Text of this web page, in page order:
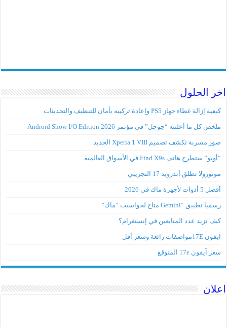
اخر الحلول
كيفية إزالة غطاء جهاز PS5 وإعادة تركيبه بأمان للتنظيف والتحديثات
ملخص كل ما أعلنته “جوجل” في مؤتمر Android Show I/O Edition 2026
صور مسربة تكشف تصميم Xperia 1 VIII الجديد
“أوبو” ستطرح هاتف Find X9s في الأسواق العالمية
موتورولا تطلق أندرويد 17 التجريبي
أفضل 5 أدوات لأجهزة ماك في 2026
رسميا تطبيق “Gemini متاح لحواسيب “ماك”
كيف تزيد عدد المتابعين في إنستغرام؟
آيفون 17Eمواصفات رائعة وسعر أقل
سعر آيفون 17e المتوقع
اعلان